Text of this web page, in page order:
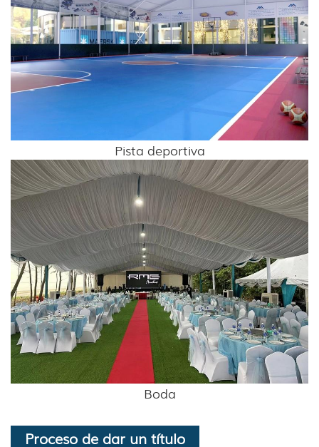
Pista deportiva
Boda
Proceso de dar un título